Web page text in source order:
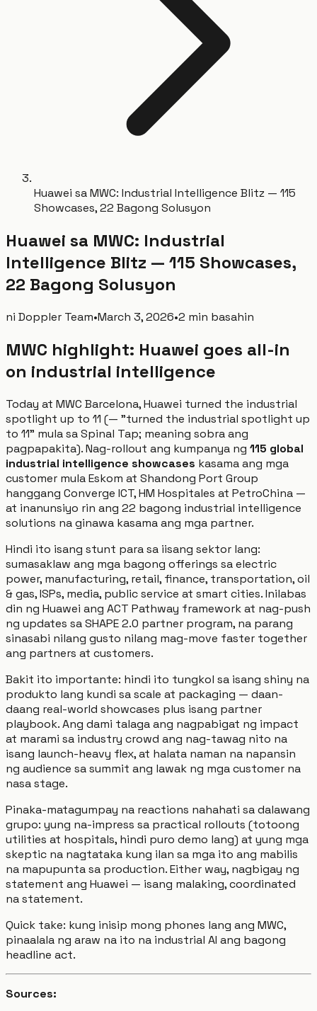
Huawei sa MWC: Industrial Intelligence Blitz — 115
Showcases, 22 Bagong Solusyon
Huawei sa MWC: Industrial
Intelligence Blitz — 115 Showcases,
22 Bagong Solusyon
ni Doppler Team•March 3, 2026•2 min basahin
MWC highlight: Huawei goes all-in
on industrial intelligence
Today at MWC Barcelona, Huawei turned the industrial
spotlight up to 11 (— "turned the industrial spotlight up
to 11" mula sa Spinal Tap; meaning sobra ang
pagpapakita). Nag-rollout ang kumpanya ng 115 global
industrial intelligence showcases kasama ang mga
customer mula Eskom at Shandong Port Group
hanggang Converge ICT, HM Hospitales at PetroChina —
at inanunsiyo rin ang 22 bagong industrial intelligence
solutions na ginawa kasama ang mga partner.
Hindi ito isang stunt para sa iisang sektor lang:
sumasaklaw ang mga bagong offerings sa electric
power, manufacturing, retail, finance, transportation, oil
& gas, ISPs, media, public service at smart cities. Inilabas
din ng Huawei ang ACT Pathway framework at nag-push
ng updates sa SHAPE 2.0 partner program, na parang
sinasabi nilang gusto nilang mag-move faster together
ang partners at customers.
Bakit ito importante: hindi ito tungkol sa isang shiny na
produkto lang kundi sa scale at packaging — daan-
daang real-world showcases plus isang partner
playbook. Ang dami talaga ang nagpabigat ng impact
at marami sa industry crowd ang nag-tawag nito na
isang launch-heavy flex, at halata naman na napansin
ng audience sa summit ang lawak ng mga customer na
nasa stage.
Pinaka-matagumpay na reactions nahahati sa dalawang
grupo: yung na-impress sa practical rollouts (totoong
utilities at hospitals, hindi puro demo lang) at yung mga
skeptic na nagtataka kung ilan sa mga ito ang mabilis
na mapupunta sa production. Either way, nagbigay ng
statement ang Huawei — isang malaking, coordinated
na statement.
Quick take: kung inisip mong phones lang ang MWC,
pinaalala ng araw na ito na industrial AI ang bagong
headline act.
Sources: